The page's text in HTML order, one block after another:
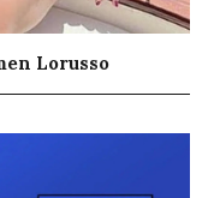
Lorusso